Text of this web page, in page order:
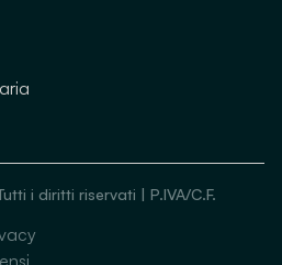
immobili simili
i diritti riservati | P.IVA/C.F.